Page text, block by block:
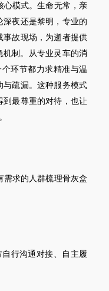
心模式。生命无常，亲
夜还是黎明，专业的
事故现场，为逝者提供
制。从专业灵车的消
环节都力求精准与温
与疏漏。这种服务模式
最尊重的对待，也让
需求的人群梳理骨灰盒
行沟通对接、自主履